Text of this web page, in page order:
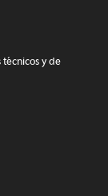
y de